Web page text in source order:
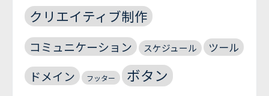
クリエイティブ制作
コミュニケーション スケジュール ツール
ドメイン フッター ボタン